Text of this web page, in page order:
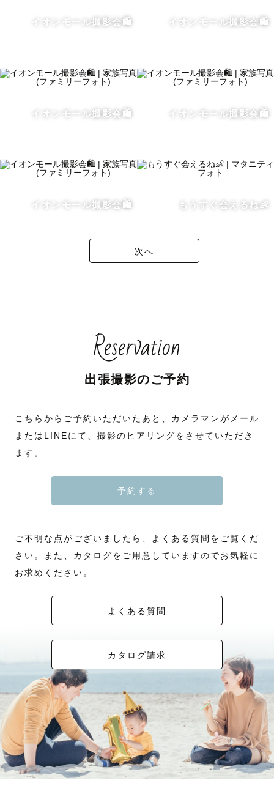
イオンモール撮影会🛍️ イオンモール撮影会🛍️
イオンモール撮影会🛍️ イオンモール撮影会🛍️
イオンモール撮影会🛍️ もうすぐ会えるね👶
次へ
Reservation
出張撮影のご予約
こちらからご予約いただいたあと、カメラマンがメール
またはLINEにて、撮影のヒアリングをさせていただき
ます。
予約する
ご不明な点がございましたら、よくある質問をご覧くだ
さい。また、カタログをご用意していますのでお気軽に
お求めください。
よくある質問
カタログ請求